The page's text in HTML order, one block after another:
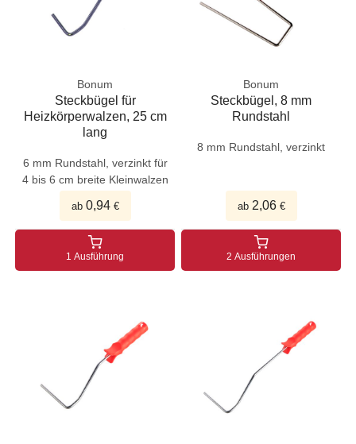
Bonum
Steckbügel für
Heizkörperwalzen, 25 cm
lang
6 mm Rundstahl, verzinkt für
4 bis 6 cm breite Kleinwalzen
ab 0,94€
1 Ausführung
Bonum
Steckbügel, 8 mm
Rundstahl
8 mm Rundstahl, verzinkt
ab 2,06€
2 Ausführungen